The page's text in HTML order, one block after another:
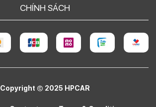
CHÍNH SÁCH
Copyright © 2025 HPCAR